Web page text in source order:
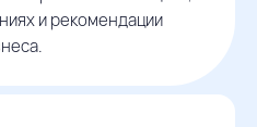
и рекомендации